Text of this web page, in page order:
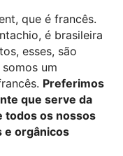
que é francês.
é brasileira
esses, são
um
Preferimos
que serve da
todos os nossos
e orgânicos